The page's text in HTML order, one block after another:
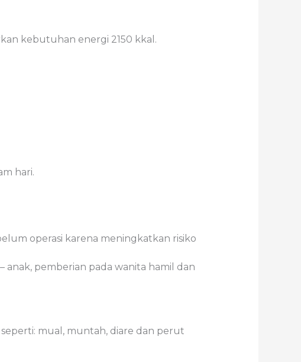
kebutuhan energi 2150 kkal.
hari.
operasi karena meningkatkan risiko
anak, pemberian pada wanita hamil dan
mual, muntah, diare dan perut